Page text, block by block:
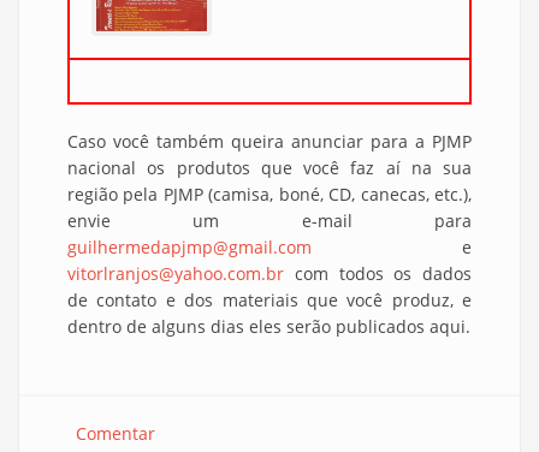
Caso você também queira anunciar para a PJMP
nacional os produtos que você faz aí na sua
região pela PJMP (camisa, boné, CD, canecas, etc.),
envie um e-mail para
guilhermedapjmp@gmail.com e
vitorlranjos@yahoo.com.br com todos os dados
de contato e dos materiais que você produz, e
dentro de alguns dias eles serão publicados aqui.
Comentar